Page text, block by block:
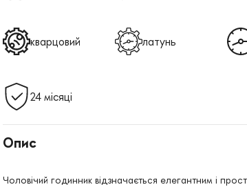
кварцовий латунь
24 місяці
Опис
Чоловічий годинник відзначається елегантним і